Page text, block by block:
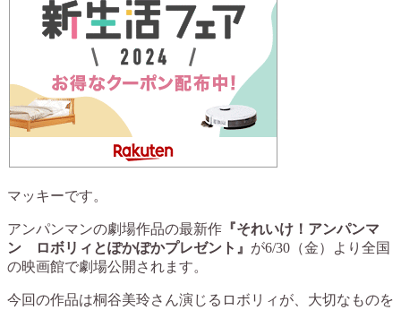
マッキーです。
アンパンマンの劇場作品の最新作 『それいけ！アンパンマ
ン ロボリィとぽかぽかプレゼント』 が6/30（金）より全国
の映画館で劇場公開されます。
今回の作品は桐谷美玲さん演じるロボリィが、大切なものを